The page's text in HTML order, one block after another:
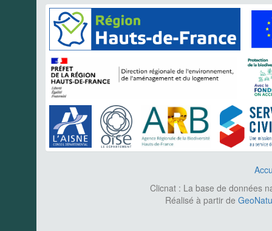
Clicnat : La base de données
Réalisé à partir de